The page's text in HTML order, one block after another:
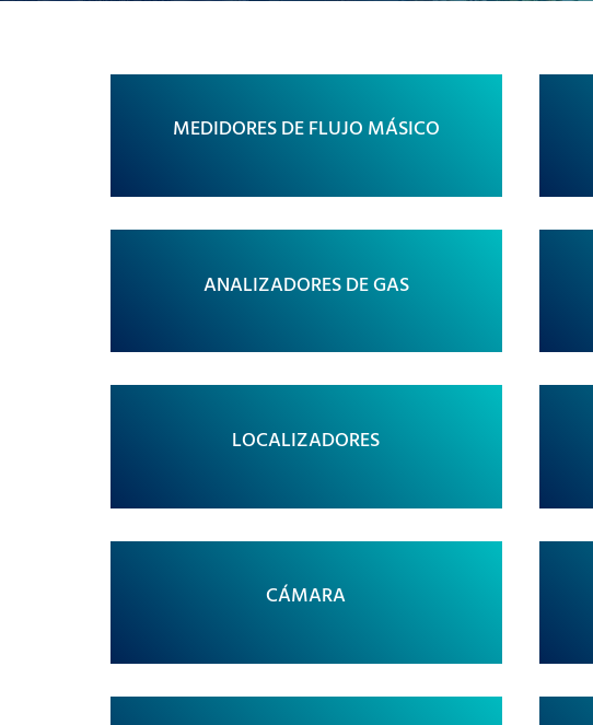
MEDIDORES DE FLUJO MÁSICO
ANALIZADORES DE GAS
LOCALIZADORES
CÁMARA